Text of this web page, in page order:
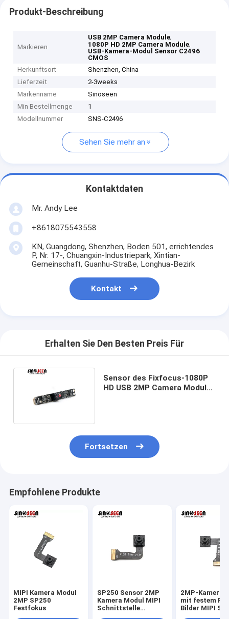
Produkt-Beschreibung
Markieren
USB 2MP Camera Module,
1080P HD 2MP Camera Module,
USB-Kamera-Modul Sensor C2496
CMOS
Herkunftsort
Shenzhen, China
Lieferzeit
2-3weeks
Markenname
Sinoseen
Min Bestellmenge
1
Modellnummer
SNS-C2496
Sehen Sie mehr an
Kontaktdaten
Mr. Andy Lee
+8618075543558
KN, Guangdong, Shenzhen, Boden 501, errichtendes
P, Nr. 17-, Chuangxin-Industriepark, Xintian-
Gemeinschaft, Guanhu-Straße, Longhua-Bezirk
Kontakt
Erhalten Sie Den Besten Preis Für
Sensor des Fixfocus-1080P
HD USB 2MP Camera Module
Fortsetzen
Empfohlene Produkte
MIPI Kamera Modul
2MP SP250
Festfokus
SP250 Sensor 2MP
Kamera Modul MIPI
Schnittstelle
2MP-
mit festem
Bilder MIPI